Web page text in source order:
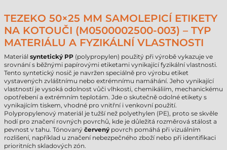
TEZEKO 50×25 MM SAMOLEPICÍ ETIKETY
NA KOTOUČI (M0500002500-003) – TYP
MATERIÁLU A FYZIKÁLNÍ VLASTNOSTI
Materiál syntetický PP (polypropylen) použitý při výrobě vykazuje ve
srovnání s běžnými papírovými etiketami vynikající fyzikální vlastnosti.
Tento syntetický nosič je navržen speciálně pro výrobu etiket
vystavených zvláštnímu nebo extrémnímu namáhání. Jeho vynikající
vlastností je vysoká odolnost vůči vlhkosti, chemikáliím, mechanickému
opotřebení a extrémním teplotám. Jde o skutečně odolné etikety s
vynikajícím tiskem, vhodné pro vnitřní i venkovní použití.
Polypropylenový materiál je tužší než polyethylen (PE), proto se skvěle
hodí pro značení rovných povrchů, kde je důležitá rozměrová stálost a
pevnost v tahu. Tónovaný červený povrch pomáhá při vizuálním
rozlišení, například u značení nebezpečného zboží nebo při identifikaci
prioritních skladových zón.